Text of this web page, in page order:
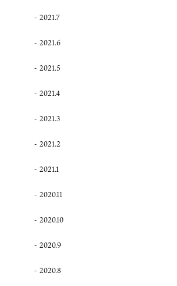
2021.7
2021.6
2021.5
2021.4
2021.3
2021.2
2021.1
2020.11
2020.10
2020.9
2020.8